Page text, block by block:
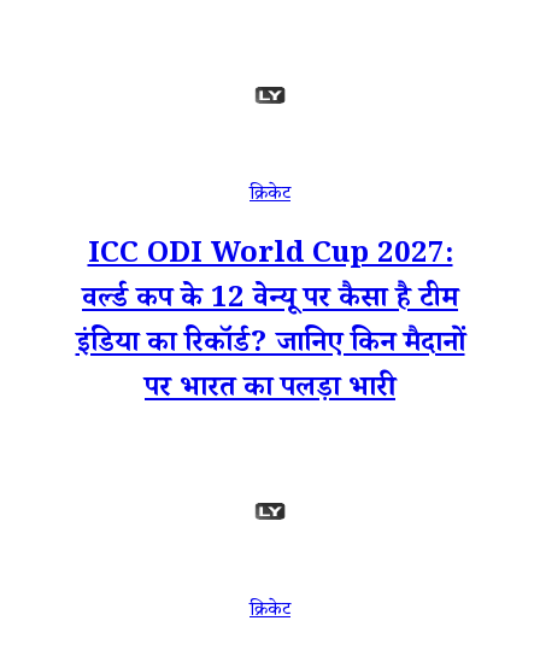
क्रिकेट
ICC ODI World Cup 2027:
वर्ल्ड कप के 12 वेन्यू पर कैसा है टीम
इंडिया का रिकॉर्ड? जानिए किन मैदानों
पर भारत का पलड़ा भारी
क्रिकेट